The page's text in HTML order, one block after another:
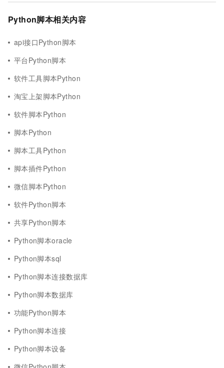
Python脚本相关内容
api接口Python脚本
平台Python脚本
软件工具脚本Python
淘宝上架脚本Python
软件脚本Python
脚本Python
脚本工具Python
脚本插件Python
微信脚本Python
软件Python脚本
共享Python脚本
Python脚本oracle
Python脚本sql
Python脚本连接数据库
Python脚本数据库
功能Python脚本
Python脚本连接
Python脚本设备